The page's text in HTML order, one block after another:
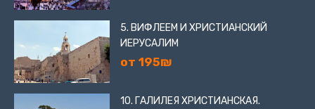
5. ВИФЛЕЕМ И ХРИСТИАНСКИЙ
ИЕРУСАЛИМ
от 195₪
10. ГАЛИЛЕЯ ХРИСТИАНСКАЯ.